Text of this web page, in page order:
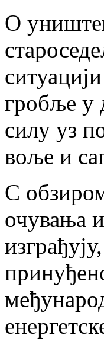
О
гробље у
силу уз
воље и
С
очувања